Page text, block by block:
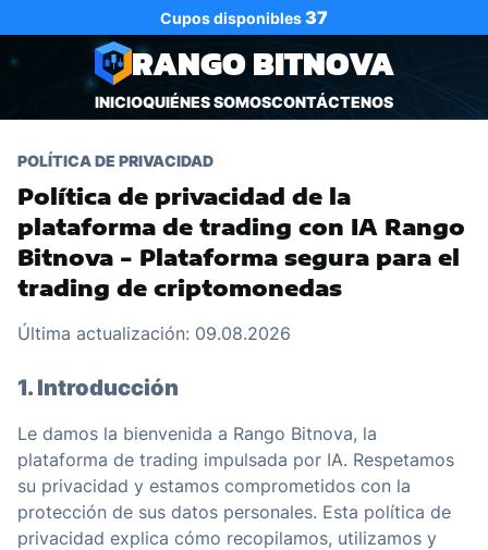
RANGO BITNOVA
INICIOQUIÉNES SOMOSCONTÁCTENOS
Cupos disponibles37
POLÍTICA DE PRIVACIDAD
Política de privacidad de la
plataforma de trading con IA Rango
Bitnova - Plataforma segura para el
trading de criptomonedas
Última actualización: 09.08.2026
1. Introducción
Le damos la bienvenida a Rango Bitnova, la
plataforma de trading impulsada por IA. Respetamos
su privacidad y estamos comprometidos con la
protección de sus datos personales. Esta política de
privacidad explica cómo recopilamos, utilizamos y